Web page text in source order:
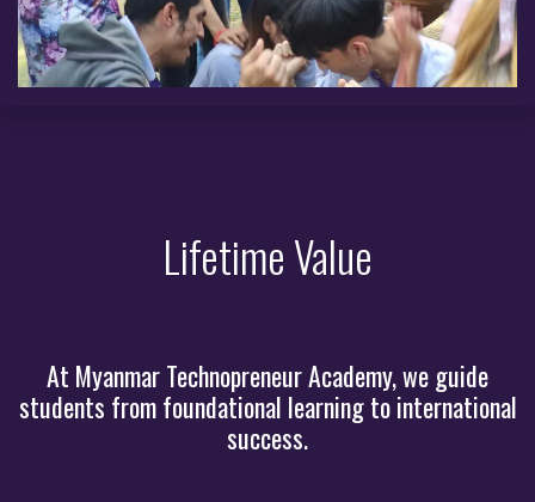
Lifetime Value
At Myanmar Technopreneur Academy, we guide
students from foundational learning to international
success.